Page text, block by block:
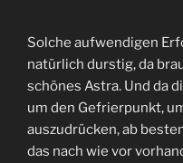
Solche aufwendigen
natürlich durstig, da
schönes Astra. Und da
um den Gefrierpunkt,
auszudrücken, ab
das nach wie vor